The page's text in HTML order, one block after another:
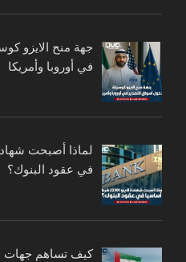
جهة منح الايزو
في أوروبا وأمريكا
في عقود البنوك؟
كيف تساهم جهات